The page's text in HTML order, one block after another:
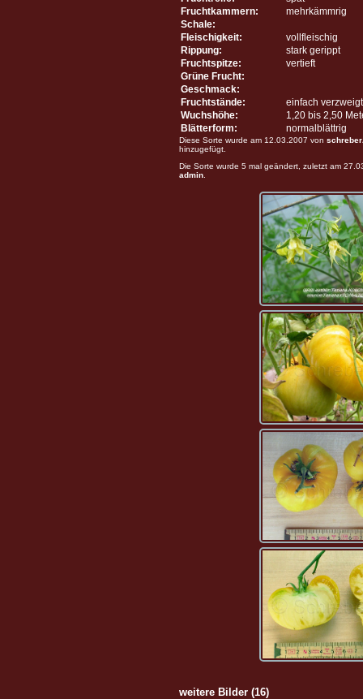
Fruchtkammern:
mehrkämmrig
Schale:
Fleischigkeit:
vollfleischig
Rippung:
stark gerippt
Fruchtspitze:
vertieft
Grüne Frucht:
Geschmack:
Fruchtstände:
einfach verzweigt
Wuchshöhe:
1,20 bis 2,50
Blätterform:
normalblättrig
Diese Sorte wurde am 12.03.2007 von
hinzugefügt.
Die Sorte wurde 5 mal geändert, zuletzt am
admin
weitere Bilder (16)